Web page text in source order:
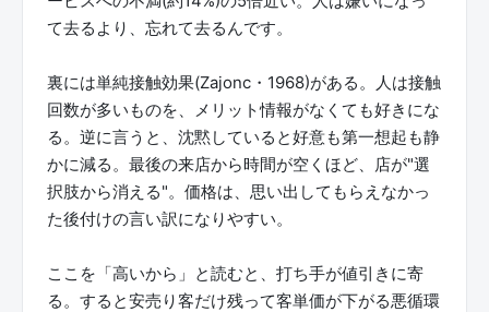
て去るより、忘れて去るんです。
裏には単純接触効果(Zajonc・1968)がある。人は接触
回数が多いものを、メリット情報がなくても好きにな
る。逆に言うと、沈黙していると好意も第一想起も静
かに減る。最後の来店から時間が空くほど、店が"選
択肢から消える"。価格は、思い出してもらえなかっ
た後付けの言い訳になりやすい。
ここを「高いから」と読むと、打ち手が値引きに寄
る。すると安売り客だけ残って客単価が下がる悪循環